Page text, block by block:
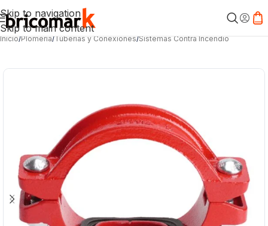
Skip to navigation
Skip to main content
Inicio/Plomería/Tuberías y Conexiones/Sistemas Contra Incendio